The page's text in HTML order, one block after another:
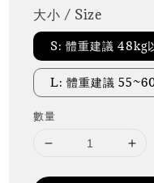
大小 / Size
S: 體重建議 48kg
L: 體重建議
數量